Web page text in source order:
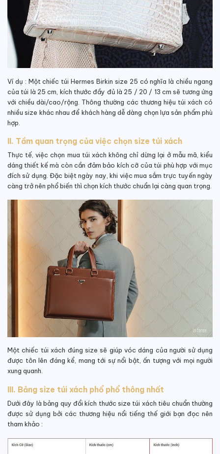
Ví dụ : Một chiếc túi Hermes Birkin size 25 có nghĩa là chiều ngang
của túi là 25 cm, kích thước đầy đủ là 25 / 20 / 13 cm sẽ tương ứng
với chiều dài/cao/rộng. Thông thường các thương hiệu túi xách có
nhiều size khác nhau để khách hàng dễ dàng chọn lựa sản phẩm phù
hợp.
II. Tầm quan trọng của việc chọn size túi xách
Thực tế, việc chọn mua túi xách không chỉ dừng lại ở mẫu mã, kiểu
dáng thiết kế mà còn cần đảm bảo kích cỡ của túi phù hợp với mục
đích sử dụng. Đặc biệt ngày nay, khi việc mua sắm trực tuyến ngày
càng trở nên phổ biến thì chọn kích thước chuẩn lại càng quan trọng.
Một chiếc túi xách đúng size sẽ giúp vóc dáng của người sử dụng
được tôn lên đáng kể, mang tới sự nổi bật, ấn tượng với mọi người
xung quanh.
III. Bảng size túi xách phổ phổ thông nhất
Dưới đây là bảng quy đổi kích thước size túi xách tiêu chuẩn thường
được sử dụng bởi các thương hiệu nổi tiếng thế giới bạn đọc nên
tham khảo :